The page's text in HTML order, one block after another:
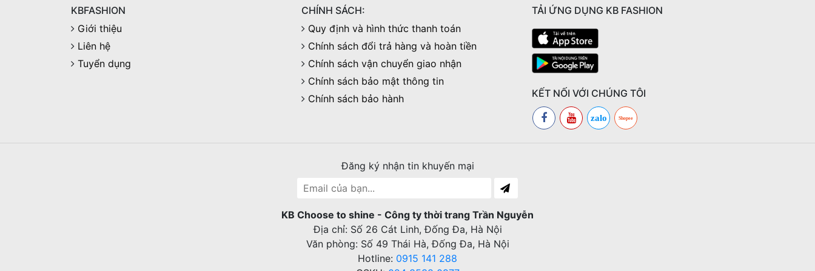
KBFASHION
Giới thiệu
Liên hệ
Tuyển dụng
CHÍNH SÁCH:
Quy định và hình thức thanh toán
Chính sách đổi trả hàng và hoàn tiền
Chính sách vận chuyển giao nhận
Chính sách bảo mật thông tin
Chính sách bảo hành
TẢI ỨNG DỤNG KB FASHION
KẾT NỐI VỚI CHÚNG TÔI
zalo Shopee
Đăng ký nhận tin khuyến mại
KB Choose to shine - Công ty thời trang Trần Nguyễn
Địa chỉ: Số 26 Cát Linh, Đống Đa, Hà Nội
Văn phòng: Số 49 Thái Hà, Đống Đa, Hà Nội
Hotline: 0915 141 288